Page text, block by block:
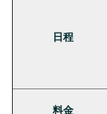
日程
料金